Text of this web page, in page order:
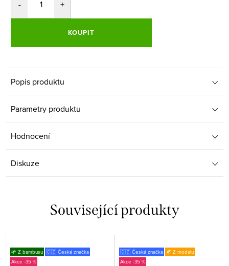
KOUPIT
Popis produktu
Parametry produktu
Hodnocení
Diskuze
Související produkty
🌱 Z bambusu 🇨🇿 Česká značka
-35 %
🇨🇿 Česká značka 🍂 Z modalu
-35 %